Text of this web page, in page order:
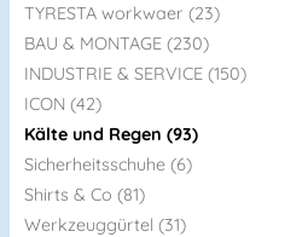
TYRESTA workwaer (23)
BAU & MONTAGE (230)
INDUSTRIE & SERVICE (150)
ICON (42)
Kälte und Regen (93)
Sicherheitsschuhe (6)
Shirts & Co (81)
Werkzeuggürtel (31)